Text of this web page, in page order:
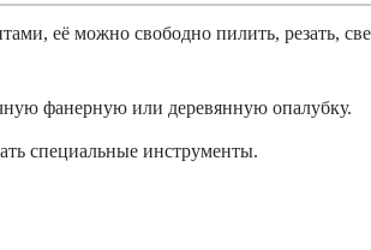
её можно свободно пилить, резать,
фанерную или деревянную опалубку.
специальные инструменты.